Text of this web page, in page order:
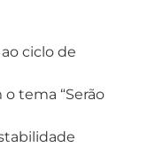
ciclo de
tema “Serão